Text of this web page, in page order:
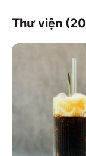
Thư viện (20